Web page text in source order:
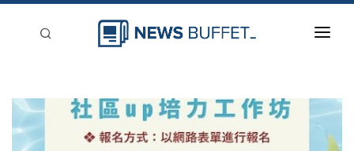
新聞稿分類